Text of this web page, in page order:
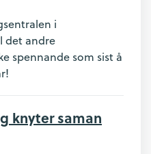
i
det andre
spennande som sist å
knyter saman